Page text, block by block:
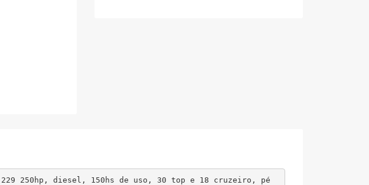
229 250hp, diesel, 150hs de uso, 30 top e 18 cruzeiro, pé